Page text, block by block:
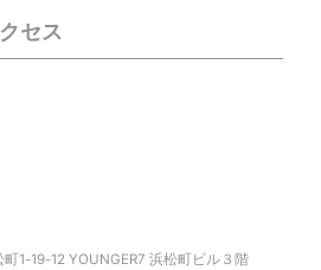
セス
1-19-12 YOUNGER7 浜松町ビル３階